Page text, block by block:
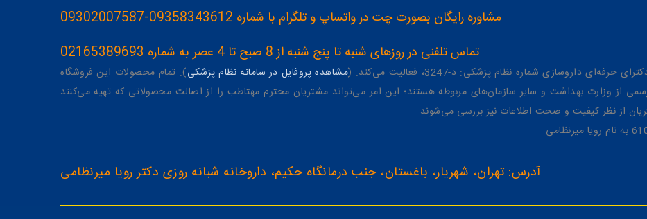
مشاوره رایگان بصورت چت در واتساپ و تلگرام با شماره 09358343612-09302007587
تماس تلفنی در روزهای شنبه تا پنج شنبه از 8 صبح تا 4 عصر به شماره 02165389693
داروسازی شماره نظام پزشکی: د-3247، فعالیت می‌کند. ( مشاهده پروفایل در سامانه نظام پزشکی). تمام محصولات این فروشگاه
از وزارت بهداشت و سایر سازمان‌های مربوطه هستند؛ این امر می‌تواند مشتریان محترم مهتاطب را از اصالت محصولاتی که تهیه می‌کنند
از نظر کیفیت و صحت اطلاعات نیز بررسی می‌شوند.
آدرس: تهران، شهریار، باغستان، جنب درمانگاه حکیم، داروخانه شبانه روزی دکتر رویا میرنظامی